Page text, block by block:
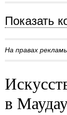
Показать
На правах
в